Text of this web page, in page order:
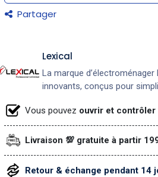
Partager
Lexical
La marque
innovants, conçus pour
Vous pouvez ouvrir et contrôler
Livraison 💯 gratuite à partir
Retour & échange pendant 14